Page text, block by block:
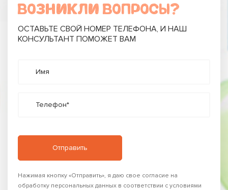
ВОЗНИКЛИ ВОПРОСЫ?
ОСТАВЬТЕ СВОЙ НОМЕР ТЕЛЕФОНА, И НАШ
КОНСУЛЬТАНТ ПОМОЖЕТ ВАМ
Имя
Телефон*
Нажимая кнопку «Отправить», я даю свое согласие на
обработку персональных данных в соответствии с условиями